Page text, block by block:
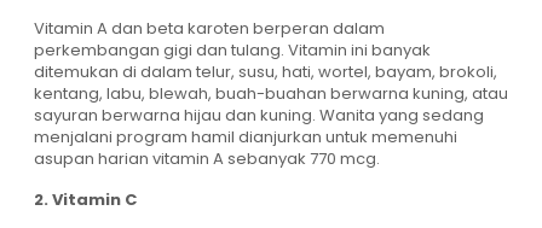
Vitamin A dan beta karoten berperan dalam
perkembangan gigi dan tulang. Vitamin ini banyak
ditemukan di dalam telur, susu, hati, wortel, bayam, brokoli,
kentang, labu, blewah, buah-buahan berwarna kuning, atau
sayuran berwarna hijau dan kuning. Wanita yang sedang
menjalani program hamil dianjurkan untuk memenuhi
asupan harian vitamin A sebanyak 770 mcg.
2. Vitamin C